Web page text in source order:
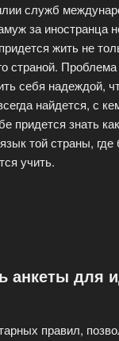
служб
за иностранца
жить не
страной.
себя надеждой,
найдется, с
придется знать
той страны,
учить.
анкеты для
правил,